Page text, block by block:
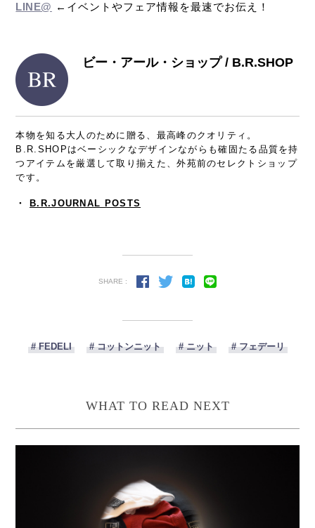
LINE@ ←イベントやフェア情報を最速でお伝え！
ビー・アール・ショップ / B.R.SHOP
本物を知る大人のために贈る、最高峰のクオリティ。
B.R.SHOPはベーシックなデザインながらも確固たる品質を持
つアイテムを厳選して取り揃えた、外苑前のセレクトショップ
です。
・ B.R.JOURNAL POSTS
SHARE :
# FEDELI # コットンニット # ニット # フェデーリ
WHAT TO READ NEXT